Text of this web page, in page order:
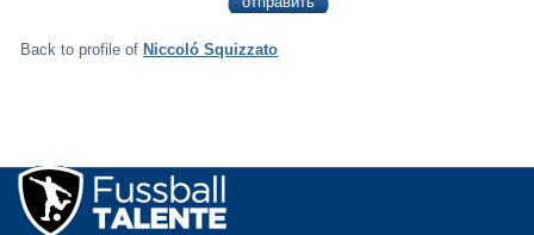
Back to profile of Niccoló Squizzato